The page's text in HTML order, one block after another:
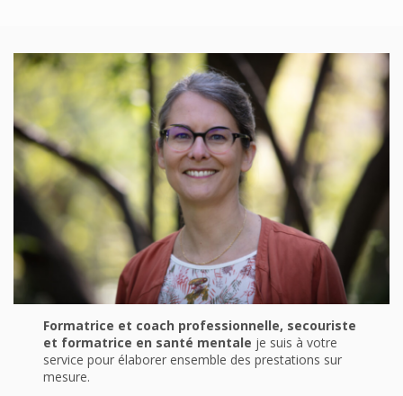
Formatrice et coach professionnelle, secouriste
et formatrice en santé mentale je suis à votre
service pour élaborer ensemble des prestations sur
mesure.